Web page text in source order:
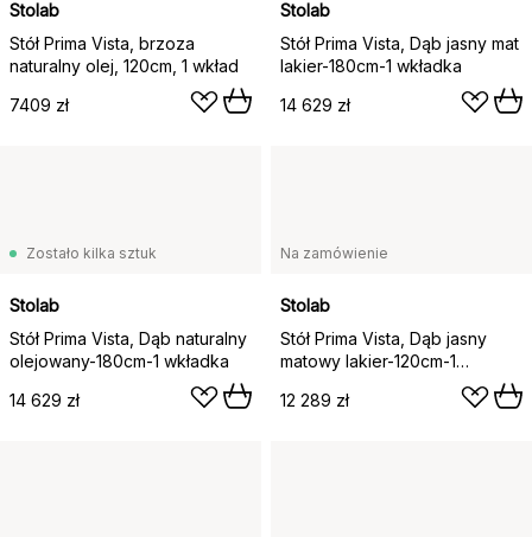
Stolab
Stół Prima Vista, brzoza
naturalny olej, 120cm, 1 wkład
7409 zł
Stolab
Stół Prima Vista, Dąb jasny mat
lakier-180cm-1 wkładka
14 629 zł
Zostało kilka sztuk
Stolab
Stół Prima Vista, Dąb naturalny
olejowany-180cm-1 wkładka
14 629 zł
Na zamówienie
Stolab
Stół Prima Vista, Dąb jasny
matowy lakier-120cm-1
12 289 zł